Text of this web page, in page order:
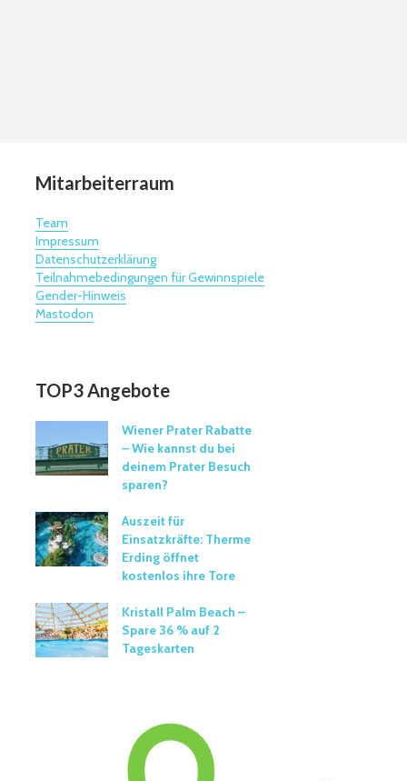
Mitarbeiterraum
Team
Impressum
Datenschutzerklärung
Teilnahmebedingungen für Gewinnspiele
Gender-Hinweis
Mastodon
TOP3 Angebote
Wiener Prater Rabatte
– Wie kannst du bei
deinem Prater Besuch
sparen?
Auszeit für
Einsatzkräfte: Therme
Erding öffnet
kostenlos ihre Tore
Kristall Palm Beach –
Spare 36 % auf 2
Tageskarten